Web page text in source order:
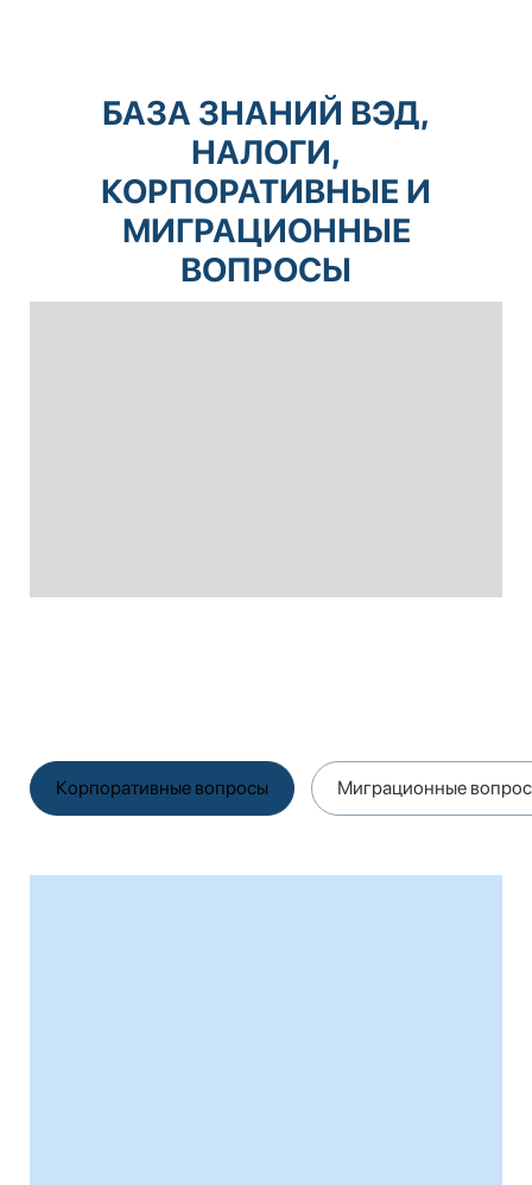
БАЗА ЗНАНИЙ ВЭД,
НАЛОГИ,
КОРПОРАТИВНЫЕ И
МИГРАЦИОННЫЕ
ВОПРОСЫ
Корпоративные вопросы Миграционные